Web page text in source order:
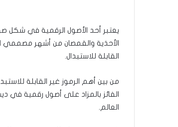
يعتبر أحد الأصول الرقمية في شكل
الأحذية والقمصان من أشهر مصممي
القابلة للاستبدال.
العالم.